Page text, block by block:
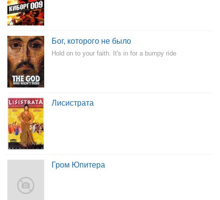
Бог, которого не было
Hold on to your faith. It's in for a bumpy ride
Лисистрата
Гром Юпитера